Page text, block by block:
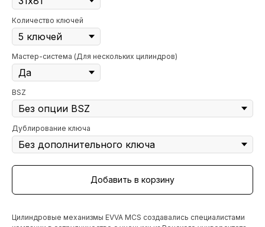
Количество ключей
Мастер-система (Для нескольких цилиндров)
BSZ
Дублирование ключа
Добавить в корзину
Цилиндровые механизмы EVVA MCS создавались специалистами